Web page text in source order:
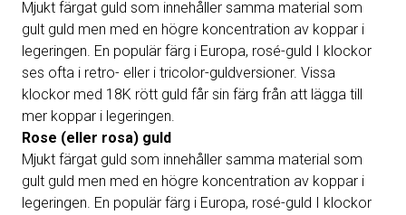
Mjukt färgat guld som innehåller samma material som
gult guld men med en högre koncentration av koppar i
legeringen. En populär färg i Europa, rosé-guld I klockor
ses ofta i retro- eller i tricolor-guldversioner. Vissa
klockor med 18K rött guld får sin färg från att lägga till
mer koppar i legeringen.
Rose (eller rosa) guld
Mjukt färgat guld som innehåller samma material som
gult guld men med en högre koncentration av koppar i
legeringen. En populär färg i Europa, rosé-guld I klockor